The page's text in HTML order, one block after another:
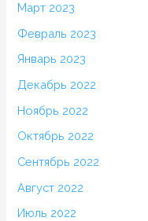
Март 2023
Февраль 2023
Январь 2023
Декабрь 2022
Ноябрь 2022
Октябрь 2022
Сентябрь 2022
Август 2022
Июль 2022